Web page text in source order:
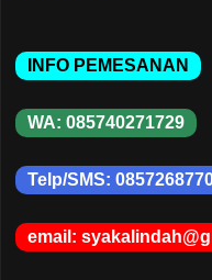
INFO PEMESANAN
WA: 085740271729
Telp/SMS:
email: